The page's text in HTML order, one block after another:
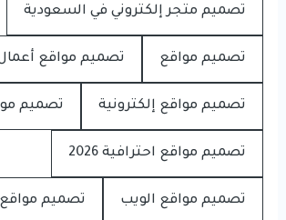
تصميم متجر إلكتروني في السعودية
تصميم مواقع تصميم مواقع
تصميم مواقع إلكترونية تصميم
تصميم مواقع احترافية 2026
تصميم مواقع الويب تصميم مواقع